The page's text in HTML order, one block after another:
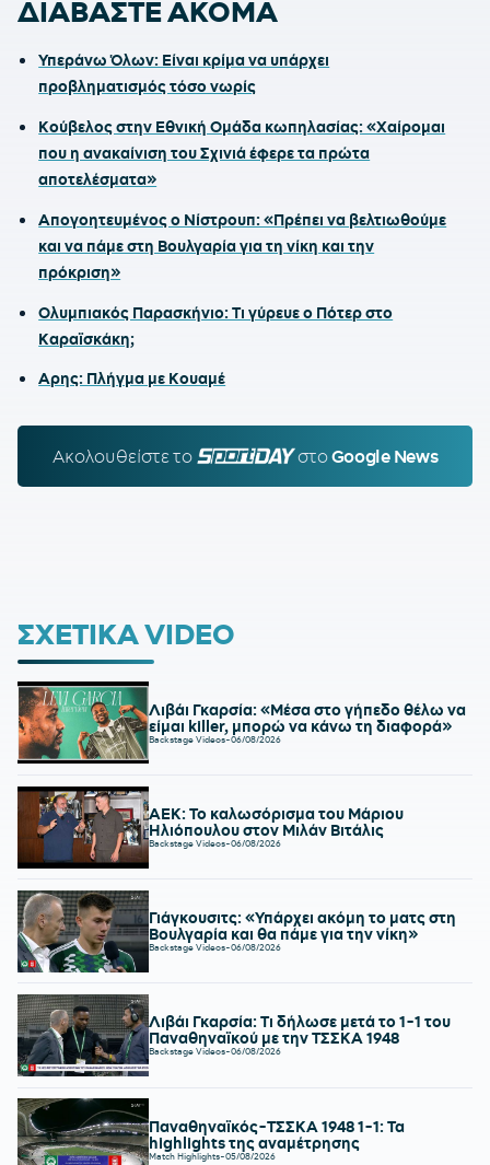
ΔΙΑΒΑΣΤΕ ΑΚΟΜΑ
Υπεράνω Όλων: Είναι κρίμα να υπάρχει
προβληματισμός τόσο νωρίς
Κούβελος στην Εθνική Ομάδα κωπηλασίας: «Χαίρομαι
που η ανακαίνιση του Σχινιά έφερε τα πρώτα
αποτελέσματα»
Απογοητευμένος ο Νίστρουπ: «Πρέπει να βελτιωθούμε
και να πάμε στη Βουλγαρία για τη νίκη και την
πρόκριση»
Ολυμπιακός Παρασκήνιο: Τι γύρευε ο Πότερ στο
Καραϊσκάκη;
Αρης: Πλήγμα με Κουαμέ
Ακολουθείστε τo SPORTDAY.GR
στοGoogle News
ΣΧΕΤΙΚΑ VIDEO
Λιβάι Γκαρσία: «Μέσα στο γήπεδο θέλω να
είμαι killer, μπορώ να κάνω τη διαφορά»
Backstage Videos-06/08/2026
ΑΕΚ: Το καλωσόρισμα του Μάριου
Ηλιόπουλου στον Μιλάν Βιτάλις
Backstage Videos-06/08/2026
Γιάγκουσιτς: «Υπάρχει ακόμη το ματς στη
Βουλγαρία και θα πάμε για την νίκη»
Backstage Videos-06/08/2026
Λιβάι Γκαρσία: Τι δήλωσε μετά το 1-1 του
Παναθηναϊκού με την ΤΣΣΚΑ 1948
Backstage Videos-06/08/2026
Παναθηναϊκός-ΤΣΣΚΑ 1948 1-1: Τα
highlights της αναμέτρησης
Match Highlights-05/08/2026